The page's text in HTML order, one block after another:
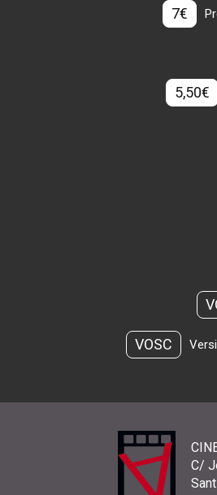
7€
5,50€
VOSC
C/